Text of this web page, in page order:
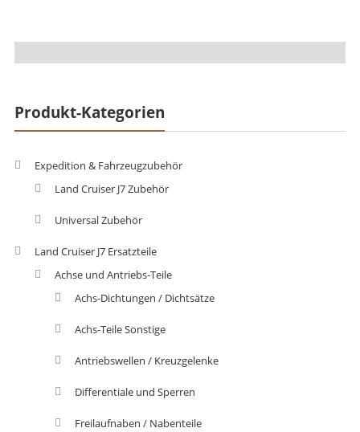
Produkt-Kategorien
Expedition & Fahrzeugzubehör
Land Cruiser J7 Zubehör
Universal Zubehör
Land Cruiser J7 Ersatzteile
Achse und Antriebs-Teile
Achs-Dichtungen / Dichtsätze
Achs-Teile Sonstige
Antriebswellen / Kreuzgelenke
Differentiale und Sperren
Freilaufnaben / Nabenteile